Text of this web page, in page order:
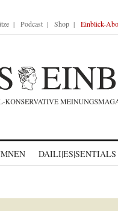
Podcast Shop Einblick-Abo
DAILI|ES|SENTIALS